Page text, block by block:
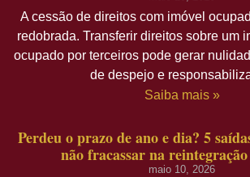
A cessão de direitos com imóvel
redobrada. Transferir direitos sobre um
ocupado por terceiros pode gerar
de despejo e
Saiba mais »
Perdeu o prazo de ano e dia? 5
não fracassar na reintegração
maio 10, 2026